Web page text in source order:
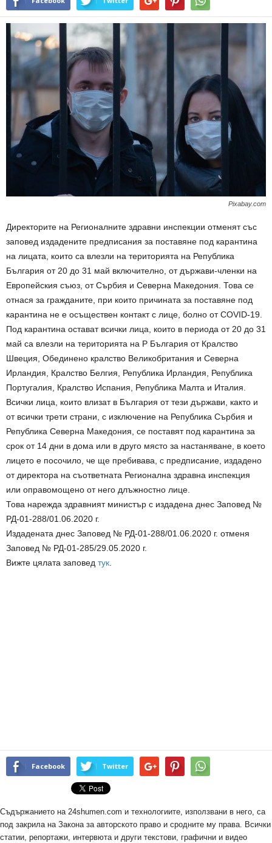
Pixabay.com
Директорите на Регионалните здравни инспекции отменят със
заповед издадените предписания за поставяне под карантина
на лицата, които са влезли на територията на Република
България от 20 до 31 май включително, от държави-членки на
Европейския съюз, от Сърбия и Северна Македония. Това се
отнася за гражданите, при които причината за поставяне под
карантина не е осъществен контакт с лице, болно от COVID-19.
Под карантина остават всички лица, които в периода от 20 до 31
май са влезли на територията на Р България от Кралство
Швеция, Обединено кралство Великобритания и Северна
Ирландия, Кралство Белгия, Република Ирландия, Република
Португалия, Кралство Испания, Република Малта и Италия.
Всички лица, които влизат в България от тези държави, както и
от всички трети страни, с изключение на Република Сърбия и
Република Северна Македония, се поставят под карантина за
срок от 14 дни в дома или в друго място за настаняване, в което
лицето е посочило, че ще пребивава, с предписание, издадено
от директора на съответната Регионална здравна инспекция
или оправомощено от него длъжностно лице.
Това нарежда здравният министър с издадена днес Заповед №
РД-01-288/01.06.2020 г.
Издадената днес Заповед № РД-01-288/01.06.2020 г. отменя
Заповед № РД-01-285/29.05.2020 г.
Вижте цялата заповед тук.
Facebook Twitter
Съдържанието на 24shumen.com и технологиите, използвани в него, са
под закрила на Закона за авторското право и сродните му права. Всички
статии, репортажи, интервюта и други текстови, графични и видео